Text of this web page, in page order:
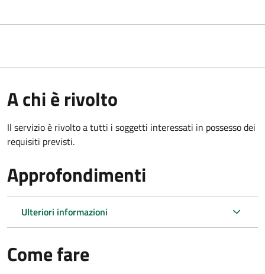
A chi è rivolto
Il servizio è rivolto a tutti i soggetti interessati in possesso dei
requisiti previsti.
Approfondimenti
Ulteriori informazioni
Come fare